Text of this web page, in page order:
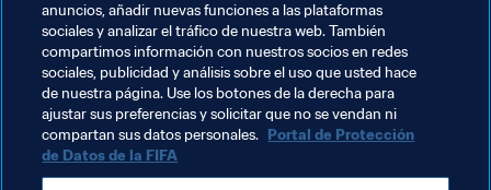
Salud y atención médica
Iniciativas educativas
anuncios, añadir nuevas funciones a las plataformas
sociales y analizar el tráfico de nuestra web. También
compartimos información con nuestros socios en redes
sociales, publicidad y análisis sobre el uso que usted hace
de nuestra página. Use los botones de la derecha para
ajustar sus preferencias y solicitar que no se vendan ni
compartan sus datos personales. Portal de Protección
de Datos de la FIFA